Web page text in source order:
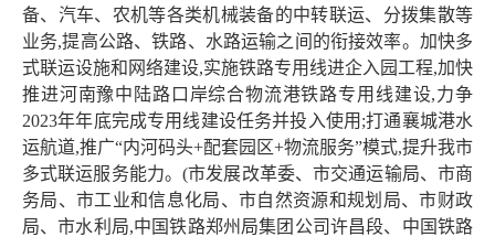
备、汽车、农机等各类机械装备的中转联运、分拨集散等
业务,提高公路、铁路、水路运输之间的衔接效率。加快多
式联运设施和网络建设,实施铁路专用线进企入园工程,加快
推进河南豫中陆路口岸综合物流港铁路专用线建设,力争
2023年年底完成专用线建设任务并投入使用;打通襄城港水
运航道,推广“内河码头+配套园区+物流服务”模式,提升我市
多式联运服务能力。(市发展改革委、市交通运输局、市商
务局、市工业和信息化局、市自然资源和规划局、市财政
局、市水利局,中国铁路郑州局集团公司许昌段、中国铁路